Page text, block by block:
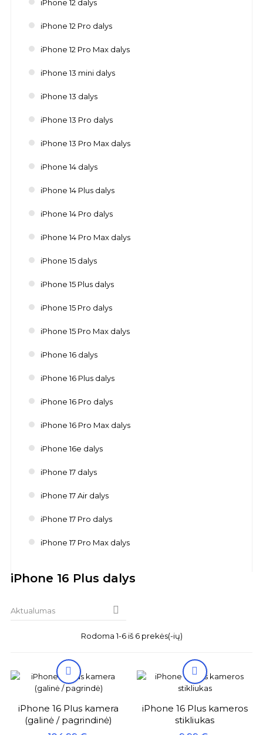
iPhone 12 dalys
iPhone 12 Pro dalys
iPhone 12 Pro Max dalys
iPhone 13 mini dalys
iPhone 13 dalys
iPhone 13 Pro dalys
iPhone 13 Pro Max dalys
iPhone 14 dalys
iPhone 14 Plus dalys
iPhone 14 Pro dalys
iPhone 14 Pro Max dalys
iPhone 15 dalys
iPhone 15 Plus dalys
iPhone 15 Pro dalys
iPhone 15 Pro Max dalys
iPhone 16 dalys
iPhone 16 Plus dalys
iPhone 16 Pro dalys
iPhone 16 Pro Max dalys
iPhone 16e dalys
iPhone 17 dalys
iPhone 17 Air dalys
iPhone 17 Pro dalys
iPhone 17 Pro Max dalys
iPhone 16 Plus dalys
Aktualumas 
Rodoma 1-6 iš 6 prekės(-ių)

iPhone 16 Plus kamera
(galinė / pagrindinė)

iPhone 16 Plus kameros
stikliukas